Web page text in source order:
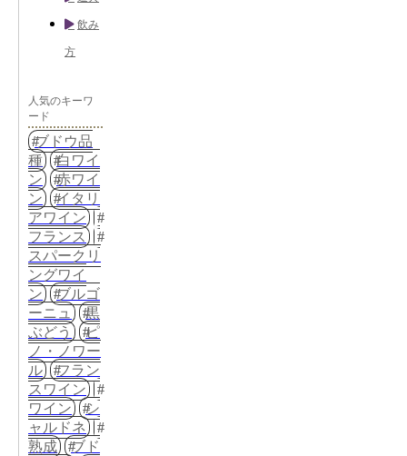
飲み
方
人気のキーワ
ード
ブドウ品
種
白ワイ
ン
赤ワイ
ン
イタリ
アワイン
フランス
スパークリ
ングワイ
ン
ブルゴ
ーニュ
黒
ぶどう
ピ
ノ・ノワー
ル
フラン
スワイン
ワイン
シ
ャルドネ
熟成
ブド